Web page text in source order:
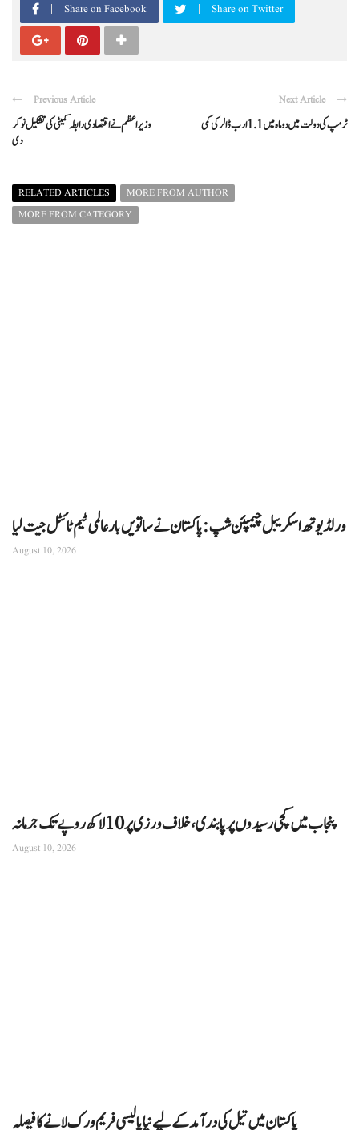
Share on Facebook Share on Twitter
Previous Article
وزیراعظم نے اقتصادی رابطہ کمیٹی کی تشکیل نو کر
دی
Next Article
ٹرمپ کی دولت میں دو ماہ میں 1.1 ارب ڈالر کی کمی
RELATED ARTICLES
MORE FROM AUTHOR
MORE FROM CATEGORY
ورلڈ یوتھ اسکریبل چیمپئن شپ: پاکستان نے ساتویں بار عالمی ٹیم ٹائٹل جیت لیا
August 10, 2026
پنجاب میں کچی رسیدوں پر پابندی، خلاف ورزی پر 10 لاکھ روپے تک جرمانہ
August 10, 2026
پاکستان میں تیل کی درآمد کے لیے نیا پالیسی فریم ورک لانے کا فیصلہ